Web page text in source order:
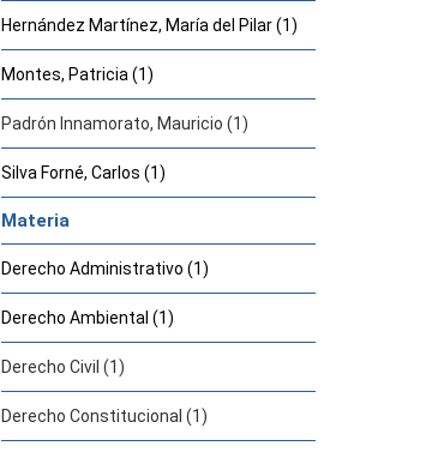
Hernández Martínez, María del Pilar (1)
Montes, Patricia (1)
Padrón Innamorato, Mauricio (1)
Silva Forné, Carlos (1)
Materia
Derecho Administrativo (1)
Derecho Ambiental (1)
Derecho Civil (1)
Derecho Constitucional (1)